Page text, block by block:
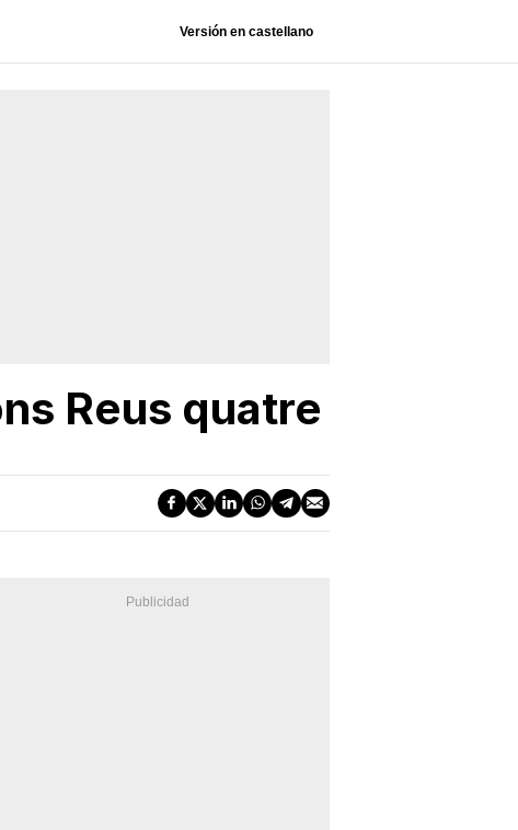
Versión en castellano
Reus quatre